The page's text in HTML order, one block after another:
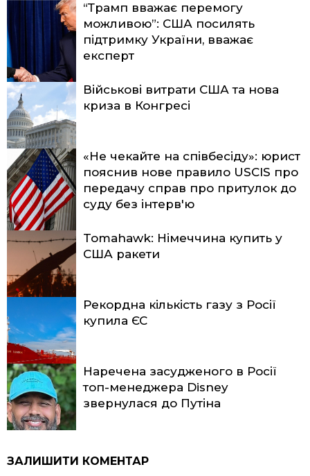
“Трамп вважає перемогу
можливою”: США посилять
підтримку України, вважає
експерт
Військові витрати США та нова
криза в Конгресі
«Не чекайте на співбесіду»: юрист
пояснив нове правило USCIS про
передачу справ про притулок до
суду без інтерв'ю
Tomahawk: Німеччина купить у
США ракети
Рекордна кількість газу з Росії
купила ЄС
Наречена засудженого в Росії
топ-менеджера Disney
звернулася до Путіна
ЗАЛИШИТИ КОМЕНТАР